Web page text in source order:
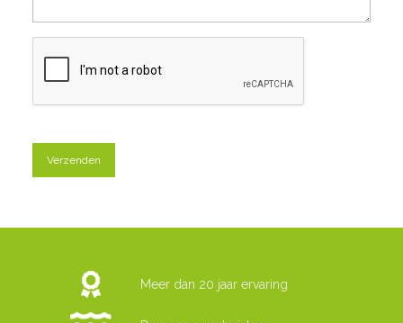
Meer dan 20 jaar ervaring